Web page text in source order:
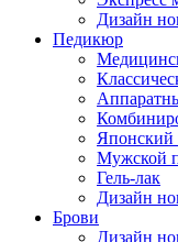
Дизайн
Педикюр
Мужской
Гель-лак
Дизайн
Брови
Дизайн